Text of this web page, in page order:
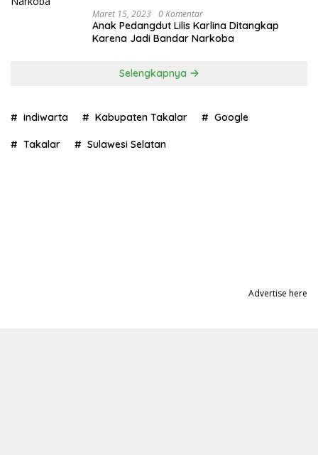
Maret 15, 2023 0 Komentar
Anak Pedangdut Lilis Karlina Ditangkap
Karena Jadi Bandar Narkoba
Selengkapnya
indiwarta Kabupaten Takalar Google
Takalar Sulawesi Selatan
Advertise here